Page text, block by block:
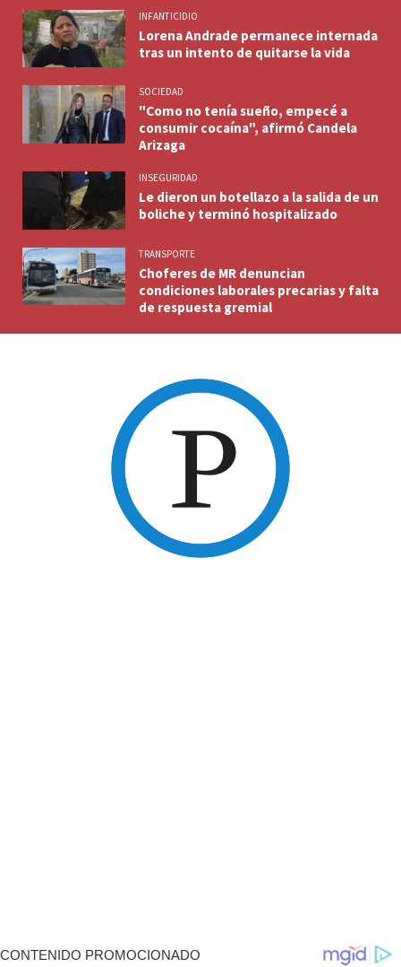
INFANTICIDIO
Lorena Andrade permanece internada
tras un intento de quitarse la vida
SOCIEDAD
"Como no tenía sueño, empecé a
consumir cocaína", afirmó Candela
Arizaga
INSEGURIDAD
Le dieron un botellazo a la salida de un
boliche y terminó hospitalizado
TRANSPORTE
Choferes de MR denuncian
condiciones laborales precarias y falta
de respuesta gremial